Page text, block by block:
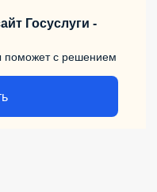
Госуслуги -
с решением